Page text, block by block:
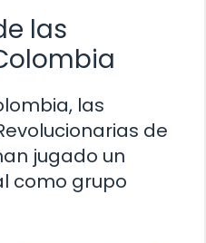
las
las
de
jugado un
como grupo